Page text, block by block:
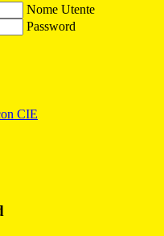
Nome Utente
Password
CIE